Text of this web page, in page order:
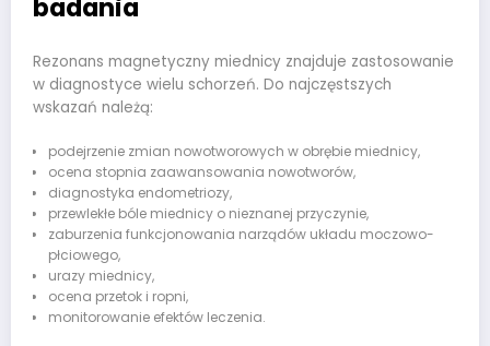
badania
Rezonans magnetyczny miednicy znajduje zastosowanie
w diagnostyce wielu schorzeń. Do najczęstszych
wskazań należą:
podejrzenie zmian nowotworowych w obrębie miednicy,
ocena stopnia zaawansowania nowotworów,
diagnostyka endometriozy,
przewlekłe bóle miednicy o nieznanej przyczynie,
zaburzenia funkcjonowania narządów układu moczowo-
płciowego,
urazy miednicy,
ocena przetok i ropni,
monitorowanie efektów leczenia.